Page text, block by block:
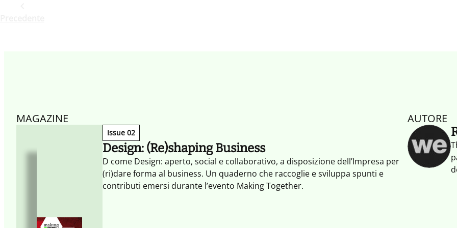
MAGAZINE
Issue 02
Design: (Re)shaping Business
D come Design: aperto, social e collaborativo, a disposizione dell’Impresa per
(ri)dare forma al business. Un quaderno che raccoglie e sviluppa spunti e
contributi emersi durante l’evento Making Together.
AUTORE